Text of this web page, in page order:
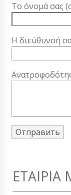
Το όνομά σας
Η διεύθυνσή
ΕΤΑΙΡΊΑ